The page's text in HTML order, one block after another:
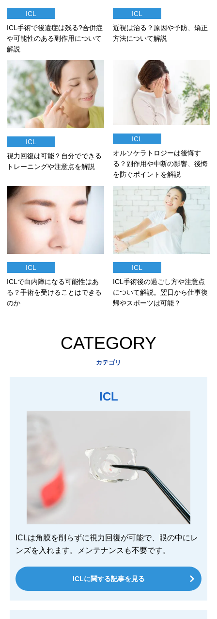
ICL
ICL手術で後遺症は残る?合併症
や可能性のある副作用について
解説
ICL
近視は治る？原因や予防、矯正
方法について解説
ICL
視力回復は可能？自分でできる
トレーニングや注意点を解説
ICL
オルソケラトロジーは後悔す
る？副作用や中断の影響、後悔
を防ぐポイントを解説
ICL
ICLで白内障になる可能性はあ
る？手術を受けることはできる
のか
ICL
ICL手術後の過ごし方や注意点
について解説。翌日から仕事復
帰やスポーツは可能？
CATEGORY
カテゴリ
ICL
ICLは角膜を削らずに視力回復が可能で、眼の中にレ
ンズを入れます。メンテナンスも不要です。
ICLに関する記事を見る